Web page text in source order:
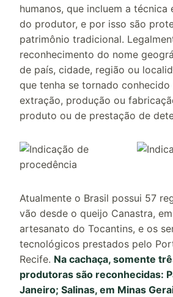
humanos, que incluem a técnica
do produtor, e por isso são
patrimônio tradicional.
reconhecimento do nome
de país, cidade, região ou
que tenha se tornado
extração, produção ou
produto ou de prestação de
Atualmente o Brasil possui 57
vão desde o queijo Canastra,
artesanato do Tocantins, e os
tecnológicos prestados pelo
Recife. Na cachaça, somente
produtoras são reconhecidas:
Janeiro; Salinas, em Minas